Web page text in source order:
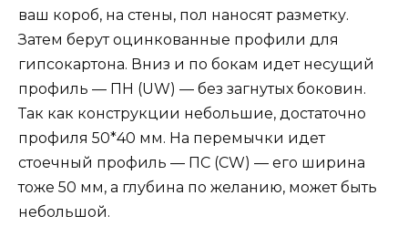
ваш короб, на стены, пол наносят разметку.
Затем берут оцинкованные профили для
гипсокартона. Вниз и по бокам идет несущий
профиль — ПН (UW) — без загнутых боковин.
Так как конструкции небольшие, достаточно
профиля 50*40 мм. На перемычки идет
стоечный профиль — ПС (CW) — его ширина
тоже 50 мм, а глубина по желанию, может быть
небольшой.